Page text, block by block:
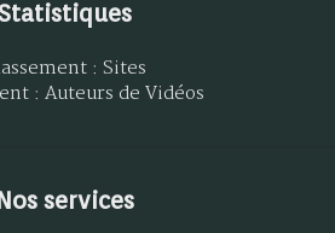
: Sites
: Auteurs de Vidéos
services